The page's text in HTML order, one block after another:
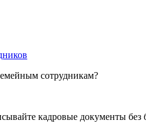
сотрудникам?
кадровые документы без